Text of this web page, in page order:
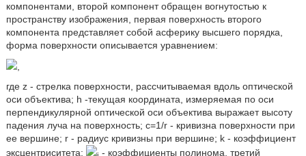
компонентами, второй компонент обращен вогнутостью к
пространству изображения, первая поверхность второго
компонента представляет собой асферику высшего порядка,
форма поверхности описывается уравнением:
,
где z - стрелка поверхности, рассчитываемая вдоль оптической
оси объектива; h -текущая координата, измеряемая по оси
перпендикулярной оптической оси объектива выражает высоту
падения луча на поверхность; c=1/r - кривизна поверхности при
ее вершине; r - радиус кривизны при вершине; k - коэффициент
эксцентриситета;
- коэффициенты полинома, третий